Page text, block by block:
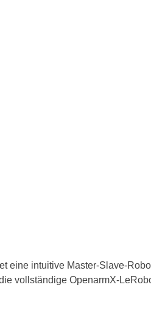
eine intuitive Master-Slave-
vollständige OpenarmX-